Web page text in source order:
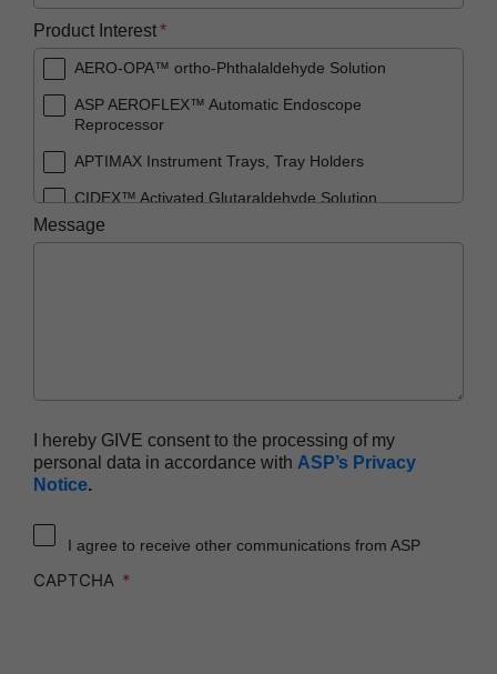
Product Interest
AERO-OPA™ ortho-Phthalaldehyde Solution
ASP AEROFLEX™ Automatic Endoscope
Reprocessor
APTIMAX Instrument Trays, Tray Holders
CIDEX™ Activated Glutaraldehyde Solution
CIDEX™ OPA Solution
Reprocessor
SEALSURE™ Chemical Indicator Tape
STERRAD™ 100NX System with ALLClear™
Technology
Message
I hereby GIVE consent to the processing of my
personal data in accordance with ASP’s Privacy
Notice.
I agree to receive other communications from ASP
CAPTCHA